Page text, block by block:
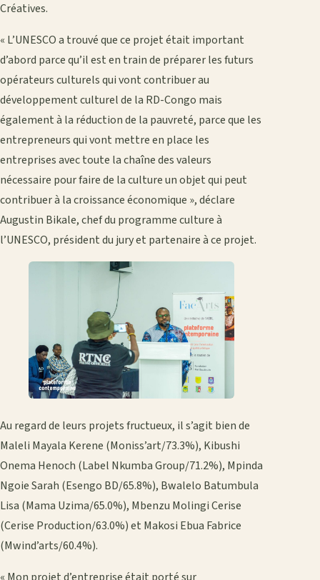
Créatives.
« L’UNESCO a trouvé que ce projet était important
d’abord parce qu’il est en train de préparer les futurs
opérateurs culturels qui vont contribuer au
développement culturel de la RD-Congo mais
également à la réduction de la pauvreté, parce que les
entrepreneurs qui vont mettre en place les
entreprises avec toute la chaîne des valeurs
nécessaire pour faire de la culture un objet qui peut
contribuer à la croissance économique », déclare
Augustin Bikale, chef du programme culture à
l’UNESCO, président du jury et partenaire à ce projet.
Au regard de leurs projets fructueux, il s’agit bien de
Maleli Mayala Kerene (Moniss’art/73.3%), Kibushi
Onema Henoch (Label Nkumba Group/71.2%), Mpinda
Ngoie Sarah (Esengo BD/65.8%), Bwalelo Batumbula
Lisa (Mama Uzima/65.0%), Mbenzu Molingi Cerise
(Cerise Production/63.0%) et Makosi Ebua Fabrice
(Mwind’arts/60.4%).